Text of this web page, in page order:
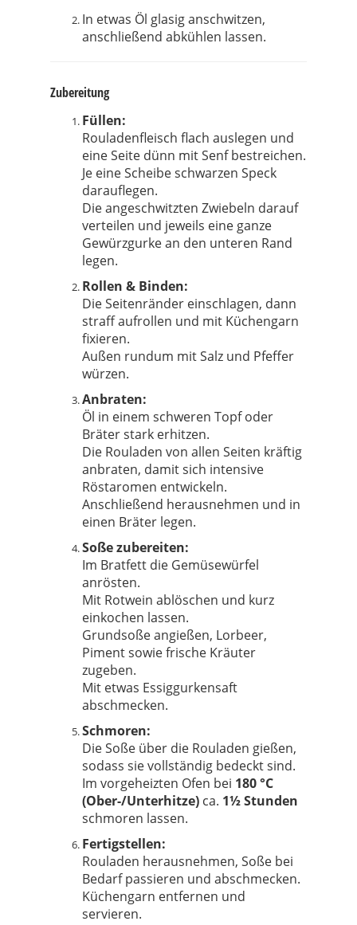
In etwas Öl glasig anschwitzen,
anschließend abkühlen lassen.
Zubereitung
Füllen:
Rouladenfleisch flach auslegen und
eine Seite dünn mit Senf bestreichen.
Je eine Scheibe schwarzen Speck
darauflegen.
Die angeschwitzten Zwiebeln darauf
verteilen und jeweils eine ganze
Gewürzgurke an den unteren Rand
legen.
Rollen & Binden:
Die Seitenränder einschlagen, dann
straff aufrollen und mit Küchengarn
fixieren.
Außen rundum mit Salz und Pfeffer
würzen.
Anbraten:
Öl in einem schweren Topf oder
Bräter stark erhitzen.
Die Rouladen von allen Seiten kräftig
anbraten, damit sich intensive
Röstaromen entwickeln.
Anschließend herausnehmen und in
einen Bräter legen.
Soße zubereiten:
Im Bratfett die Gemüsewürfel
anrösten.
Mit Rotwein ablöschen und kurz
einkochen lassen.
Grundsoße angießen, Lorbeer,
Piment sowie frische Kräuter
zugeben.
Mit etwas Essiggurkensaft
abschmecken.
Schmoren:
Die Soße über die Rouladen gießen,
sodass sie vollständig bedeckt sind.
Im vorgeheizten Ofen bei 180 °C
(Ober-/Unterhitze) ca. 1½ Stunden
schmoren lassen.
Fertigstellen:
Rouladen herausnehmen, Soße bei
Bedarf passieren und abschmecken.
Küchengarn entfernen und
servieren.